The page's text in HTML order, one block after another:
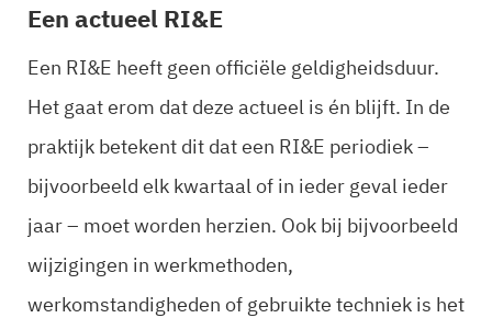
Een actueel RI&E
Een RI&E heeft geen officiële geldigheidsduur.
Het gaat erom dat deze actueel is én blijft. In de
praktijk betekent dit dat een RI&E periodiek –
bijvoorbeeld elk kwartaal of in ieder geval ieder
jaar – moet worden herzien. Ook bij bijvoorbeeld
wijzigingen in werkmethoden,
werkomstandigheden of gebruikte techniek is het